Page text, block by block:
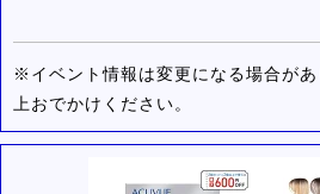
※イベント情報は変更になる場合が
上おでかけください。